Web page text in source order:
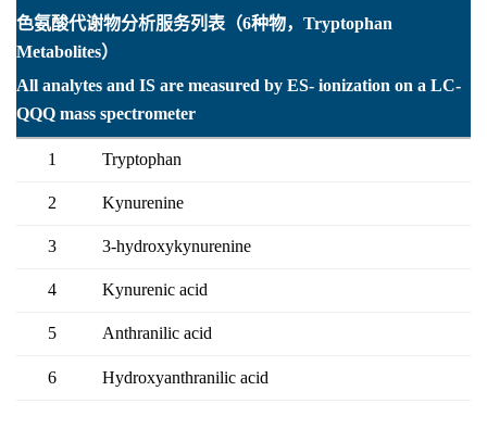
色氨酸代谢物分析服务列表（6种物，Tryptophan
Metabolites）
All analytes and IS are measured by ES- ionization on a LC-
QQQ mass spectrometer
1 Tryptophan
2 Kynurenine
3 3-hydroxykynurenine
4 Kynurenic acid
5 Anthranilic acid
6 Hydroxyanthranilic acid